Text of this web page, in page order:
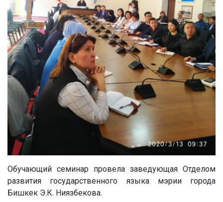
Обучающий семинар провела заведующая Отделом
развития государственного языка мэрии города
Бишкек Э.К. Ниязбекова.